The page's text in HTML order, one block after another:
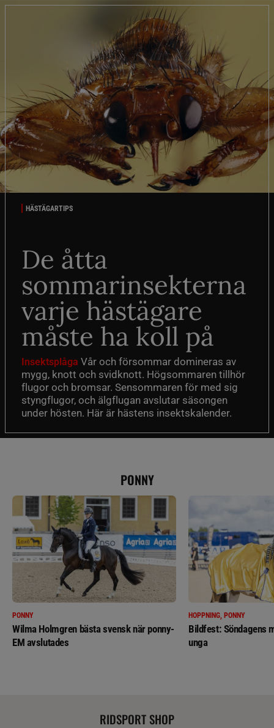
HÄSTÄGARTIPS
De åtta
sommarinsekterna
varje hästägare
måste ha koll på
Insektsplåga Vår och försommar domineras av
mygg, knott och svidknott. Högsommaren tillhör
flugor och bromsar. Sensommaren för med sig
styngflugor, och älgflugan avslutar säsongen
under hösten. Här är hästens insektskalender.
PONNY
PONNY
Wilma Holmgren bästa svensk när ponny-
EM avslutades
HOPPNING, PONNY
Bildfest: Söndagens
unga
RIDSPORT SHOP